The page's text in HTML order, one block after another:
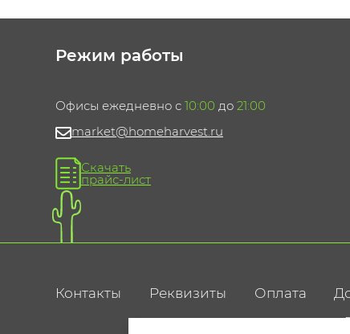
Режим работы
Офисы ежедневно с 10:00 до 21:00
market@homeharvest.ru
Скачать
прайс-лист
Контакты Реквизиты Оплата